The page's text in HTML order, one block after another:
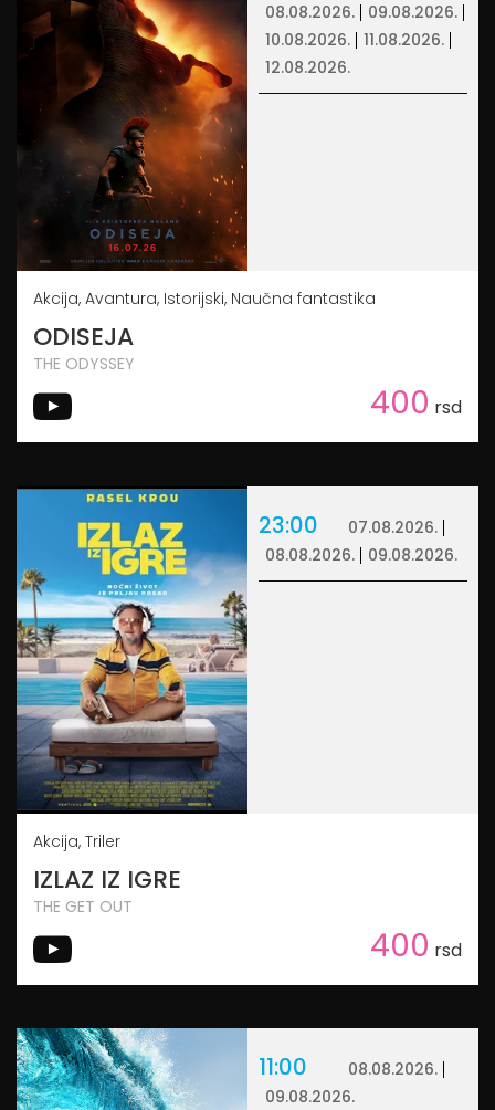
08.08.2026.
09.08.2026.
10.08.2026.
11.08.2026.
12.08.2026.
Akcija, Avantura, Istorijski, Naučna fantastika
ODISEJA
THE ODYSSEY
400 rsd
23:00
07.08.2026.
08.08.2026.
09.08.2026.
Akcija, Triler
IZLAZ IZ IGRE
THE GET OUT
400 rsd
11:00
08.08.2026.
09.08.2026.